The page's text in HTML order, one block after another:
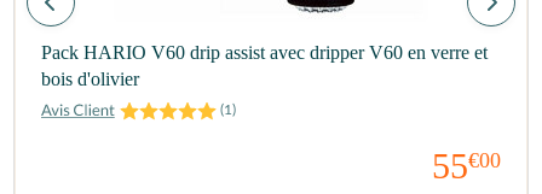
Pack HARIO V60 drip assist avec dripper V60 en verre et
bois d'olivier
(1)
55€00